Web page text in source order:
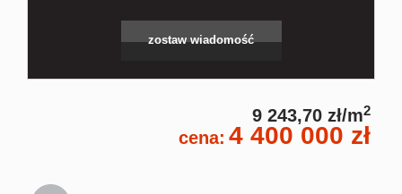
zostaw wiadomość
9 243,70 zł/m2
cena: 4 400 000 zł